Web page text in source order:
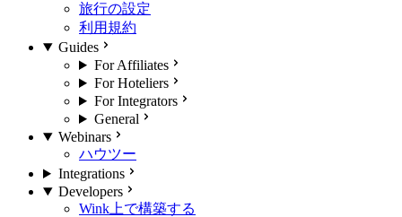
旅行の設定
利用規約
Guides
For Affiliates
For Hoteliers
For Integrators
General
Webinars
ハウツー
Integrations
Developers
Wink上で構築する